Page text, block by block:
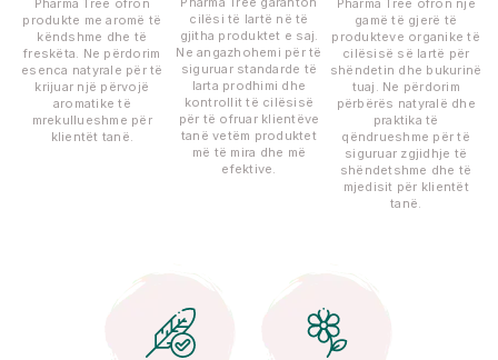
produkte me aromë të
këndshme dhe të
freskëta. Ne përdorim
esenca natyrale për të
krijuar një përvojë
aromatike të
mrekullueshme për
klientët tanë.
cilësi të lartë në të
gjitha produktet e saj.
Ne angazhohemi për të
siguruar standarde të
larta prodhimi dhe
kontrollit të cilësisë
për të ofruar klientëve
tanë vetëm produktet
më të mira dhe më
efektive.
gamë të gjerë të
produkteve organike të
cilësisë së lartë për
shëndetin dhe bukurinë
tuaj. Ne përdorim
përbërës natyralë dhe
praktika të
qëndrueshme për të
siguruar zgjidhje të
shëndetshme dhe të
mjedisit për klientët
tanë.